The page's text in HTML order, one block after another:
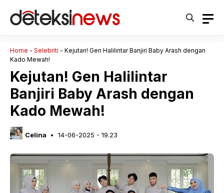
Home - Selebriti - Kejutan! Gen Halilintar Banjiri Baby Arash dengan
Kado Mewah!
Kejutan! Gen Halilintar
Banjiri Baby Arash dengan
Kado Mewah!
Celina 14-06-2025 - 19.23